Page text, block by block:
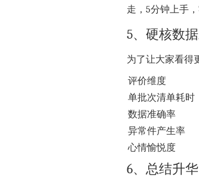
走，5分钟上手
5、硬核数
为了让大家看得
评价维度
单批次清单耗时
数据准确率
异常件产生率
心情愉悦度
6、总结升